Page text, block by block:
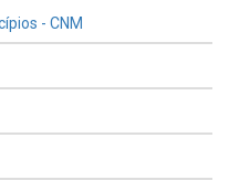
- CNM